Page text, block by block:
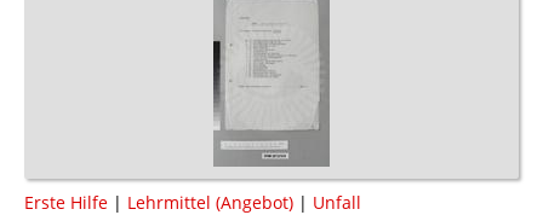
Erste Hilfe | Lehrmittel (Angebot) | Unfall